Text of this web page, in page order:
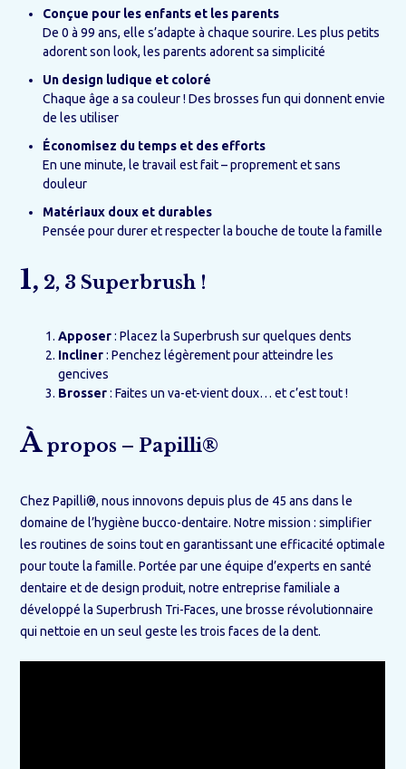
Conçue pour les enfants et les parents
De 0 à 99 ans, elle s’adapte à chaque sourire. Les plus petits
adorent son look, les parents adorent sa simplicité
Un design ludique et coloré
Chaque âge a sa couleur ! Des brosses fun qui donnent envie
de les utiliser
Économisez du temps et des efforts
En une minute, le travail est fait – proprement et sans
douleur
Matériaux doux et durables
Pensée pour durer et respecter la bouche de toute la famille
1, 2, 3 Superbrush !
Apposer: Placez la Superbrush sur quelques dents
Incliner: Penchez légèrement pour atteindre les
gencives
Brosser: Faites un va-et-vient doux… et c’est tout !
Àpropos – Papilli®
Chez Papilli®, nous innovons depuis plus de 45 ans dans le
domaine de l’hygiène bucco-dentaire. Notre mission : simplifier
les routines de soins tout en garantissant une efficacité optimale
pour toute la famille. Portée par une équipe d’experts en santé
dentaire et de design produit, notre entreprise familiale a
développé la Superbrush Tri-Faces, une brosse révolutionnaire
qui nettoie en un seul geste les trois faces de la dent.